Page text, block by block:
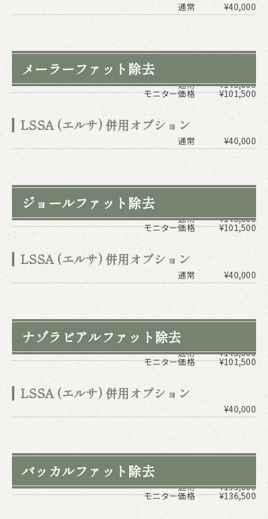
通常 ¥40,000
メーラーファット除去
モニター価格 ¥101,500
通常 ¥145,000
LSSA (エルサ) 併用オプション
通常 ¥40,000
ジョールファット除去
モニター価格 ¥101,500
通常 ¥145,000
LSSA (エルサ) 併用オプション
通常 ¥40,000
ナゾラビアルファット除去
モニター価格 ¥101,500
通常 ¥145,000
LSSA (エルサ) 併用オプション
¥40,000
バッカルファット除去
モニター価格 ¥136,500
通常 ¥195,000